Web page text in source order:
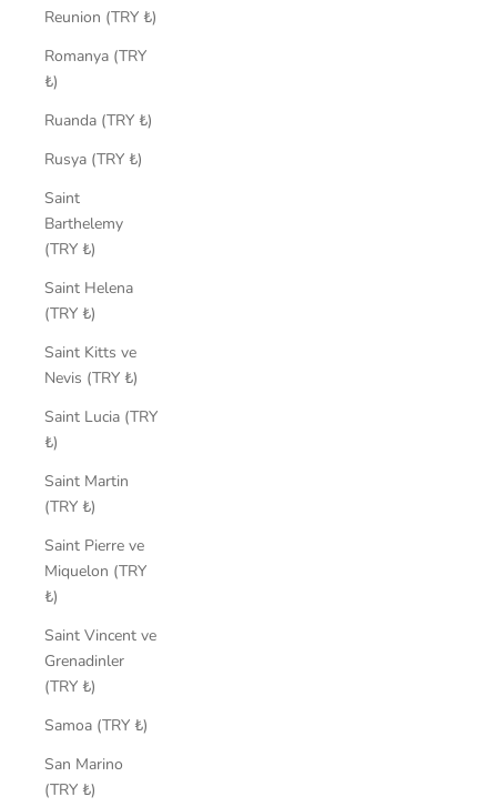
Reunion (TRY ₺)
Romanya (TRY
₺)
Ruanda (TRY ₺)
Rusya (TRY ₺)
Saint
Barthelemy
(TRY ₺)
Saint Helena
(TRY ₺)
Saint Kitts ve
Nevis (TRY ₺)
Saint Lucia (TRY
₺)
Saint Martin
(TRY ₺)
Saint Pierre ve
Miquelon (TRY
₺)
Saint Vincent ve
Grenadinler
(TRY ₺)
Samoa (TRY ₺)
San Marino
(TRY ₺)